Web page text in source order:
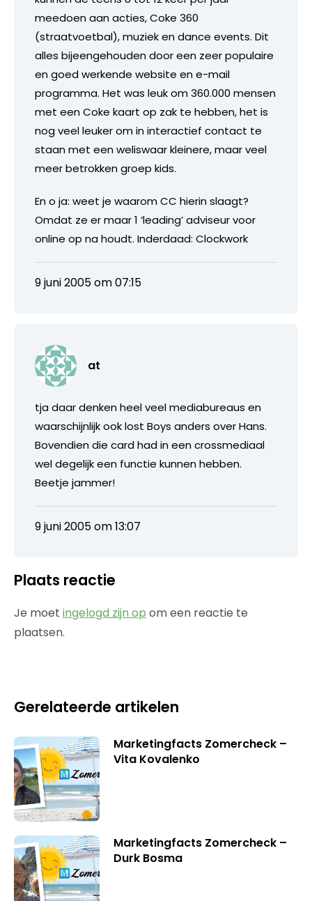
meedoen aan acties, Coke 360
(straatvoetbal), muziek en dance events. Dit
alles bijeengehouden door een zeer populaire
en goed werkende website en e-mail
programma. Het was leuk om 360.000 mensen
met een Coke kaart op zak te hebben, het is
nog veel leuker om in interactief contact te
staan met een weliswaar kleinere, maar veel
meer betrokken groep kids.
En o ja: weet je waarom CC hierin slaagt?
Omdat ze er maar 1 ‘leading’ adviseur voor
online op na houdt. Inderdaad: Clockwork
9 juni 2005 om 07:15
at
tja daar denken heel veel mediabureaus en
waarschijnlijk ook lost Boys anders over Hans.
Bovendien die card had in een crossmediaal
wel degelijk een functie kunnen hebben.
Beetje jammer!
9 juni 2005 om 13:07
Plaats reactie
Je moet ingelogd zijn op om een reactie te
plaatsen.
Gerelateerde artikelen
Marketingfacts Zomercheck –
Vita Kovalenko
Marketingfacts Zomercheck –
Durk Bosma